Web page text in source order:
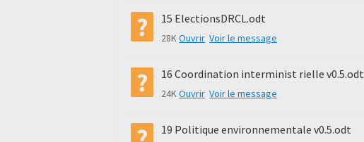
15 ElectionsDRCL.odt
28KOuvrir Voir le message
16 Coordination interminist rielle v0.5.odt
24KOuvrir Voir le message
19 Politique environnementale v0.5.odt